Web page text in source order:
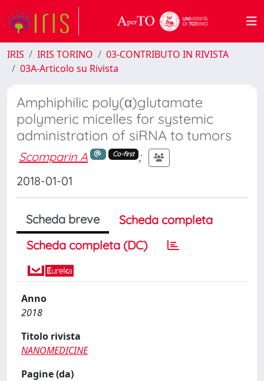
IRIS IRIS TORINO
03-CONTRIBUTO IN RIVISTA
03A-Articolo su Rivista
Amphiphilic poly(α)glutamate
polymeric micelles for systemic
administration of siRNA to tumors
Scomparin A Co-first
;
2018-01-01
Scheda breve
Scheda completa
Scheda completa (DC)
Anno
2018
Titolo rivista
NANOMEDICINE
Pagine (da)